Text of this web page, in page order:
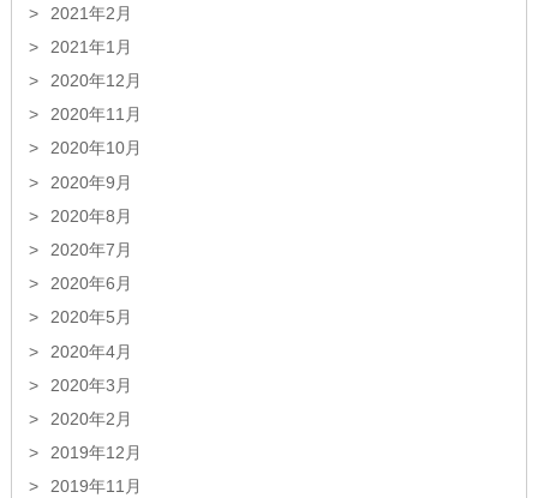
2021年2月
2021年1月
2020年12月
2020年11月
2020年10月
2020年9月
2020年8月
2020年7月
2020年6月
2020年5月
2020年4月
2020年3月
2020年2月
2019年12月
2019年11月